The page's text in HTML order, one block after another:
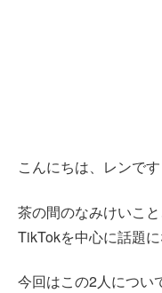
こんにちは、レンです
茶の間のなみけいこ
TikTokを中心に話題に
今回はこの2人につい